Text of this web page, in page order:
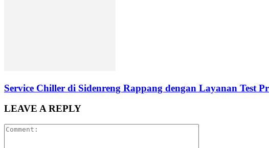
Service Chiller di Sidenreng Rappang dengan Layanan Test
LEAVE A REPLY